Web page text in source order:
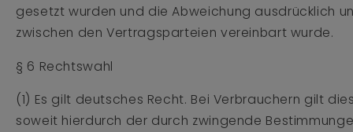
gesetzt wurden und die Abweichung ausdrücklich
zwischen den Vertragsparteien vereinbart wurde.
§ 6 Rechtswahl
(1) Es gilt deutsches Recht. Bei Verbrauchern gilt
soweit hierdurch der durch zwingende